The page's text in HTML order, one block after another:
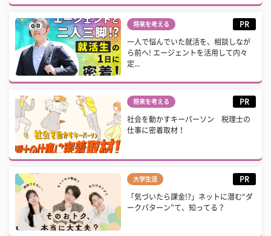
将来を考える PR
一人で悩んでいた就活を、相談しなが
ら前へ! エージェントを活用して内々
定...
将来を考える PR
社会を動かすキーパーソン 税理士の
仕事に密着取材！
大学生活 PR
「気づいたら課金!?」ネットに潜む“ダ
ークパターン”て、知ってる？